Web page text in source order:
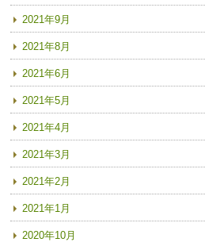
2021年9月
2021年8月
2021年6月
2021年5月
2021年4月
2021年3月
2021年2月
2021年1月
2020年10月